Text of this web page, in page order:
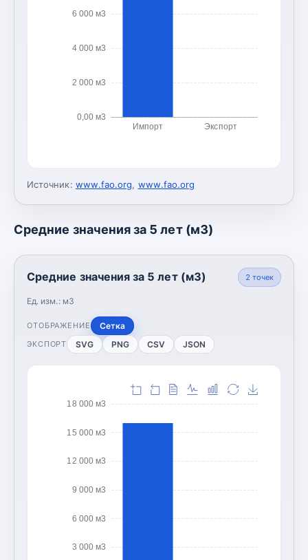
0,00 м3
2 000 м3
4 000 м3
6 000 м3
Импорт Экспорт
Источник: www.fao.org, www.fao.org
Средние значения за 5 лет (м3)
Средние значения за 5 лет (м3)
Ед. изм.: м3
2 точек
ОТОБРАЖЕНИЕ Сетка
ЭКСПОРТ SVG PNG CSV JSON
3 000 м3
6 000 м3
9 000 м3
12 000 м3
15 000 м3
18 000 м3